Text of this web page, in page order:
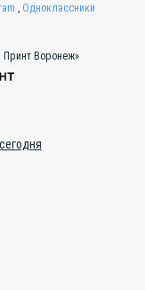
, Одноклассники
Принт Воронеж»